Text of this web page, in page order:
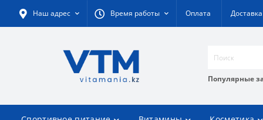
Наш адрес Время работы Оплата Доставка
Популярные